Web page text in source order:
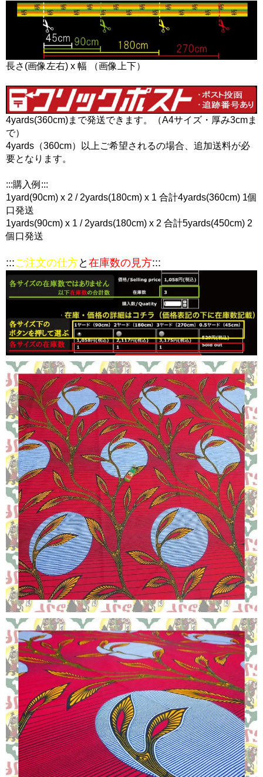
長さ(画像左右) x 幅 （画像上下）
4yards(360cm)まで発送できます。（A4サイズ・厚み3cmま
で）
4yards（360cm）以上ご希望されるの場合、追加送料が必
要となります。
:::購入例:::
1yard(90cm) x 2 / 2yards(180cm) x 1 合計4yards(360cm) 1個
口発送
1yards(90cm) x 1 / 2yards(180cm) x 2 合計5yards(450cm) 2
個口発送
:::ご注文の仕方と 在庫数の見方:::